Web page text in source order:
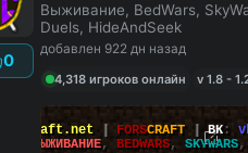
0
Выживание, BedWars,
Duels, HideAndSeek
добавлен 922 дн назад
4,318 игроков онлайн
v 1.8 -
ForsCraft.net | FORSCRAFT ВК:
ВЫЖИВАНИЕ, BEDWARS, SKYWARS,